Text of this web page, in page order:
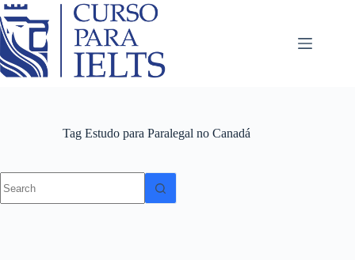
TagEstudo para Paralegal no Canadá